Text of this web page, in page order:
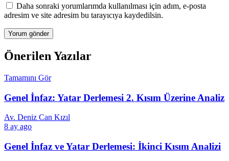
Daha sonraki yorumlarımda kullanılması için adım, e-posta
adresim ve site adresim bu tarayıcıya kaydedilsin.
Önerilen Yazılar
Tamamını Gör
Genel İnfaz: Yatar Derlemesi 2. Kısım Üzerine Analiz
Av. Deniz Can Kızıl
8 ay ago
Genel İnfaz ve Yatar Derlemesi: İkinci Kısım Analizi